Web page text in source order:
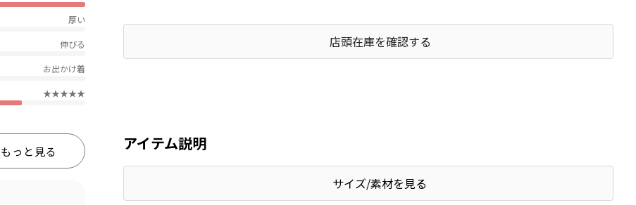
厚い
伸びる
お出かけ着
★★★★★
もっと見る
店頭在庫を確認する
アイテム説明
サイズ/素材を見る